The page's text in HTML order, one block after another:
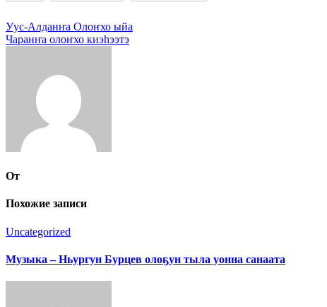
Навигация
по
Уус-Алданҥа Олоҥхо ыйа
Чаранҥа олоҥхо киэһээтэ
От
Похожие записи
Uncategorized
Музыка – Ньургун Бурцев олоҕун тыла уонна санаата